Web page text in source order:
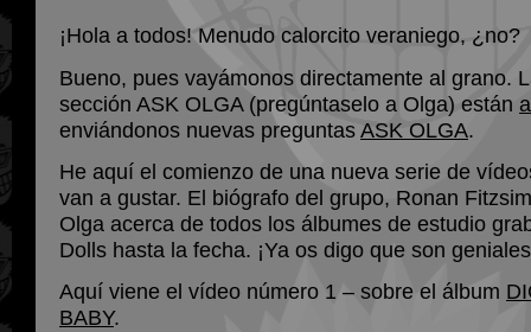
¡Hola a todos! Menudo calorcito veraniego, ¿no?
Bueno, pues vayámonos directamente al grano.
sección ASK OLGA (pregúntaselo a Olga) están
enviándonos nuevas preguntasASK OLGA.
He aquí el comienzo de una nueva serie de
van a gustar. El biógrafo del grupo, Ronan
Olga acerca de todos los álbumes de estudio
Dolls hasta la fecha. ¡Ya os digo que son
Aquí viene el vídeo número 1 – sobre el álbum
BABY.